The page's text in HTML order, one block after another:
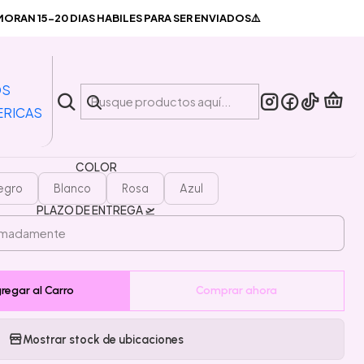
15-20 DIAS HABILES PARA SER ENVIADOS⚠️
Ruido 30 Db
Oidos Dormir Silicona
Ruido 30 Db
COLOR
Blanco Rosa Azul
PLAZO DE ENTREGA 🛫
al Carro Comprar ahora
Mostrar stock de ubicaciones